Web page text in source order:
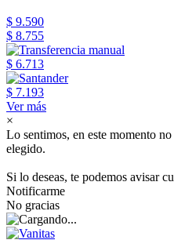
$ 9.590
$ 8.755
$ 6.713
$ 7.193
Ver más
×
Lo sentimos, en este momento
elegido.
Si lo deseas, te podemos avisar
Notificarme
No gracias